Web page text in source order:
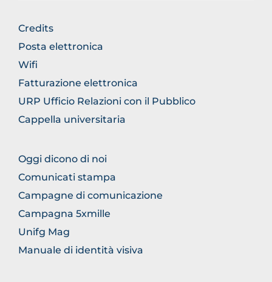
BROWSE
THE
SECTION
Credits
Posta elettronica
Wifi
Fatturazione elettronica
URP Ufficio Relazioni con il Pubblico
Cappella universitaria
BROWSE
THE
SECTION
Oggi dicono di noi
Comunicati stampa
Campagne di comunicazione
Campagna 5xmille
Unifg Mag
Manuale di identità visiva